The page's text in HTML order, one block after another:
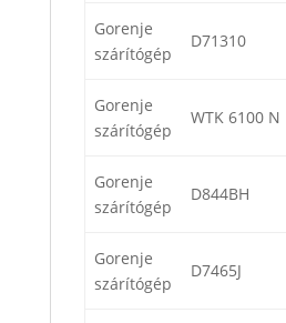
Gorenje
szárítógép
D71310
Gorenje
szárítógép
WTK 6100 N
Gorenje
szárítógép
D844BH
Gorenje
szárítógép
D7465J